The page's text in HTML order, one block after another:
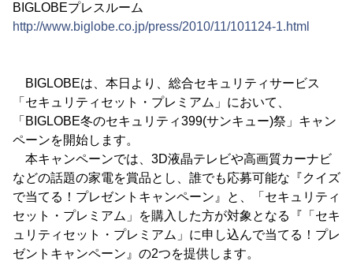
BIGLOBEプレスルーム
http://www.biglobe.co.jp/press/2010/11/101124-1.html
BIGLOBEは、本日より、総合セキュリティサービス
「セキュリティセット・プレミアム」において、
「BIGLOBE冬のセキュリティ399(サンキュー)祭」キャン
ペーンを開始します。
本キャンペーンでは、3D液晶テレビや高画質カーナビ
などの話題の家電を賞品とし、誰でも応募可能な『クイズ
で当てる！プレゼントキャンペーン』と、「セキュリティ
セット・プレミアム」を購入した方が対象となる『「セキ
ュリティセット・プレミアム」に申し込んで当てる！プレ
ゼントキャンペーン』の2つを提供します。